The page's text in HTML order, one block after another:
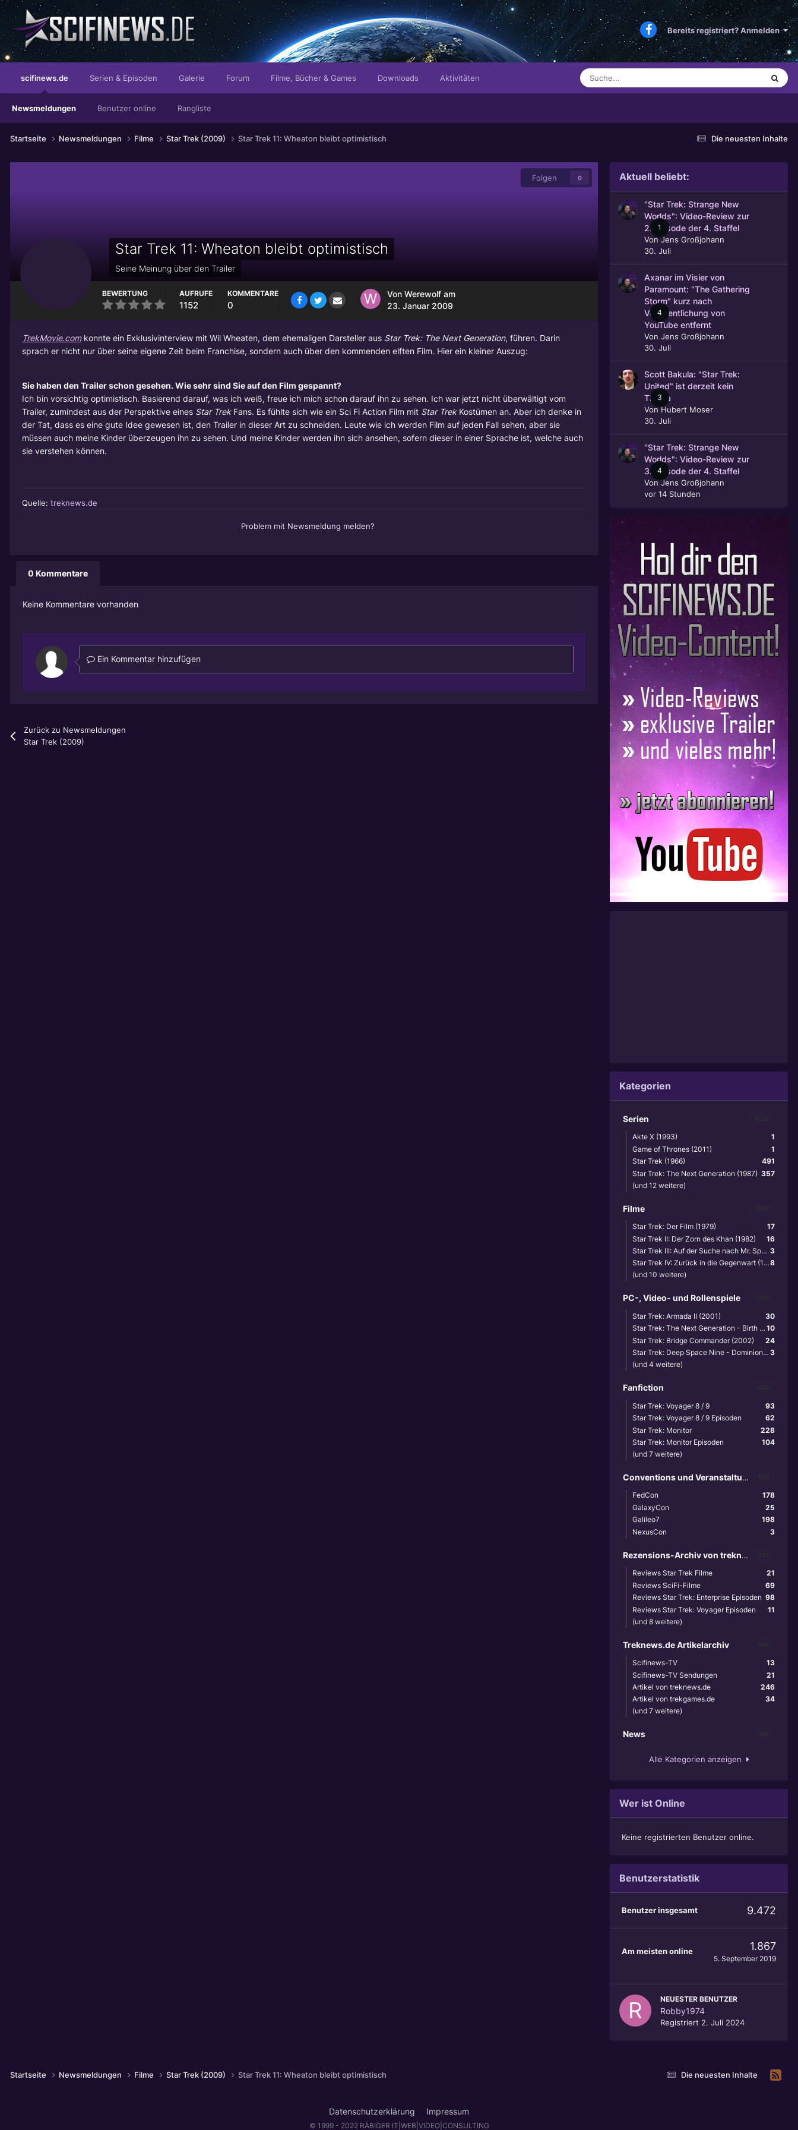
Bereits registriert? Anmelden
scifinews.de
Newsmeldungen Benutzer online Rangliste
Serien & Episoden Galerie Forum Filme, Bücher & Games Downloads Aktivitäten
Die neuesten Inhalte
Startseite Newsmeldungen Filme Star Trek (2009) Star Trek 11: Wheaton bleibt optimistisch
Folgen 0
Star Trek 11: Wheaton bleibt optimistisch
Seine Meinung über den Trailer
BEWERTUNG AUFRUFE
1152
KOMMENTARE
0
Von Werewolf am
23. Januar 2009
TrekMovie.comkonnte ein Exklusivinterview mit Wil Wheaten, dem ehemaligen Darsteller aus Star Trek: The Next Generation, führen. Darin
sprach er nicht nur über seine eigene Zeit beim Franchise, sondern auch über den kommenden elften Film. Hier ein kleiner Auszug:
Sie haben den Trailer schon gesehen. Wie sehr sind Sie auf den Film gespannt?
Ich bin vorsichtig optimistisch. Basierend darauf, was ich weiß, freue ich mich schon darauf ihn zu sehen. Ich war jetzt nicht überwältigt vom
Trailer, zumindest aus der Perspektive eines Star TrekFans. Es fühlte sich wie ein Sci Fi Action Film mit Star TrekKostümen an. Aber ich denke in
der Tat, dass es eine gute Idee gewesen ist, den Trailer in dieser Art zu schneiden. Leute wie ich werden Film auf jeden Fall sehen, aber sie
müssen auch meine Kinder überzeugen ihn zu sehen. Und meine Kinder werden ihn sich ansehen, sofern dieser in einer Sprache ist, welche auch
sie verstehen können.
Quelle: treknews.de
Problem mit Newsmeldung melden?
0 Kommentare
Keine Kommentare vorhanden
Ein Kommentar hinzufügen
Zurück zu Newsmeldungen
Star Trek (2009)
Aktuell beliebt:
1
"Star Trek: Strange New
Worlds": Video-Review zur
2. Episode der 4. Staffel
VonJens Großjohann
30. Juli
4
Axanar im Visier von
Paramount: "The Gathering
Storm" kurz nach
Veröffentlichung von
YouTube entfernt
Von Jens Großjohann
30. Juli
3
Scott Bakula: "Star Trek:
United" ist derzeit kein
Thema
VonHubert Moser
30. Juli
4
"Star Trek: Strange New
Worlds": Video-Review zur
3. Episode der 4. Staffel
VonJens Großjohann
vor 14 Stunden
Kategorien
Serien
1
Akte X (1993)
1
Game of Thrones (2011)
491
Star Trek (1966)
357
Star Trek: The Next Generation (1987)
(und 12 weitere)
Filme
17
Star Trek: Der Film (1979)
16
Star Trek II: Der Zorn des Khan (1982)
3
Star Trek III: Auf der Suche nach Mr. Spock (1984)
8
Star Trek IV: Zurück in die Gegenwart (1986)
(und 10 weitere)
PC-, Video- und Rollenspiele
30
Star Trek: Armada II (2001)
10
Star Trek: The Next Generation - Birth of the Federation (1999)
24
Star Trek: Bridge Commander (2002)
3
Star Trek: Deep Space Nine - Dominion Wars (2001)
(und 4 weitere)
Fanfiction
93
Star Trek: Voyager 8 / 9
62
Star Trek: Voyager 8 / 9 Episoden
228
Star Trek: Monitor
104
Star Trek: Monitor Episoden
(und 7 weitere)
Conventions und Veranstaltungen
178
FedCon
25
GalaxyCon
198
Galileo7
3
NexusCon
Rezensions-Archiv von treknews.de
21
Reviews Star Trek Filme
69
Reviews SciFi-Filme
98
Reviews Star Trek: Enterprise Episoden
11
Reviews Star Trek: Voyager Episoden
(und 8 weitere)
Treknews.de Artikelarchiv
13
Scifinews-TV
21
Scifinews-TV Sendungen
246
Artikel von treknews.de
34
Artikel von trekgames.de
(und 7 weitere)
News
Alle Kategorien anzeigen
Wer ist Online
Keine registrierten Benutzer online.
Benutzerstatistik
Benutzer insgesamt 9.472
Am meisten online 1.867
5. September 2019
NEUESTER BENUTZER
Robby1974
Registriert 2. Juli 2024
Die neuesten Inhalte
Startseite Newsmeldungen Filme Star Trek (2009) Star Trek 11: Wheaton bleibt optimistisch
Datenschutzerklärung Impressum
© 1999 - 2022 RÄBIGER IT|WEB|VIDEO|CONSULTING